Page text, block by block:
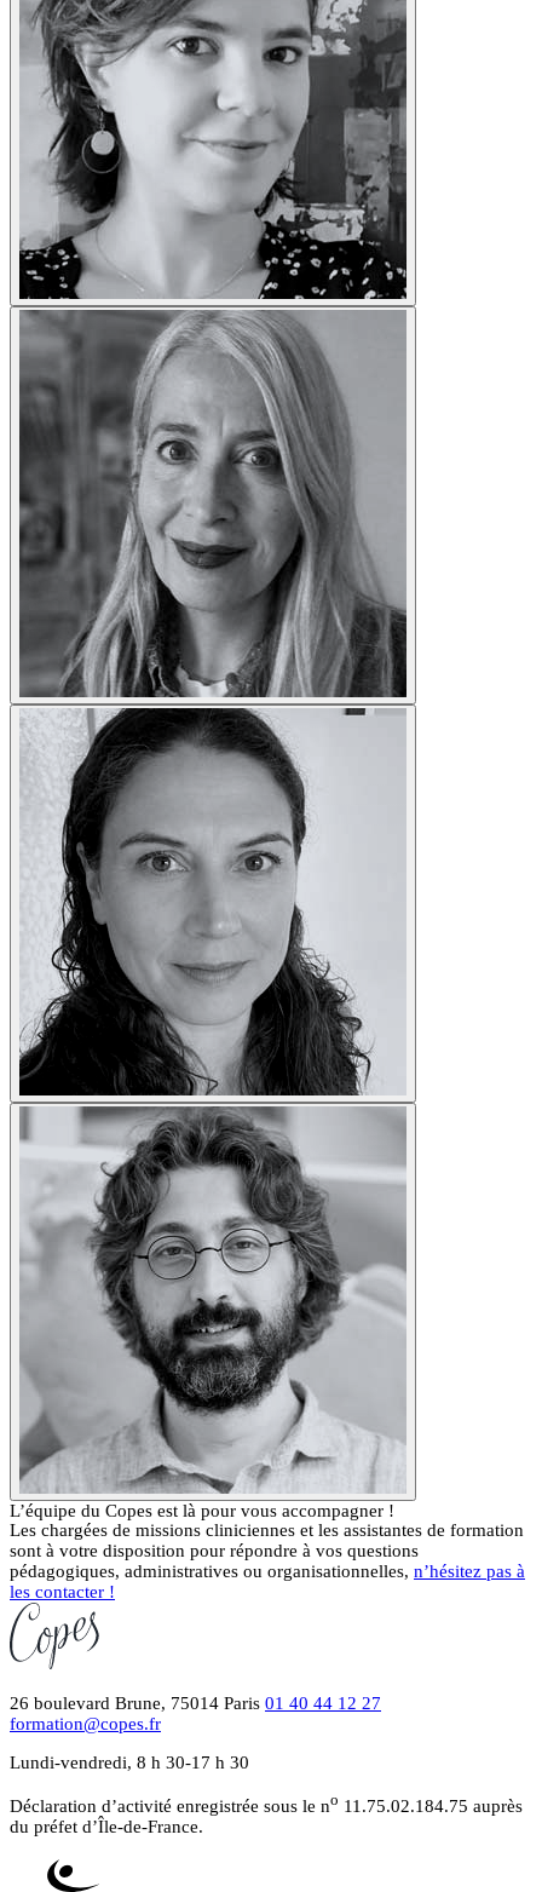
L’équipe du Copes est là pour vous accompagner !
Les chargées de missions cliniciennes et les assistantes de formation
sont à votre disposition pour répondre à vos questions
pédagogiques, administratives ou organisationnelles, n’hésitez pas à
les contacter !
26 boulevard Brune, 75014 Paris 01 40 44 12 27
formation@copes.fr
Lundi-vendredi, 8 h 30-17 h 30
Déclaration d’activité enregistrée sous le no 11.75.02.184.75 auprès
du préfet d’Île-de-France.